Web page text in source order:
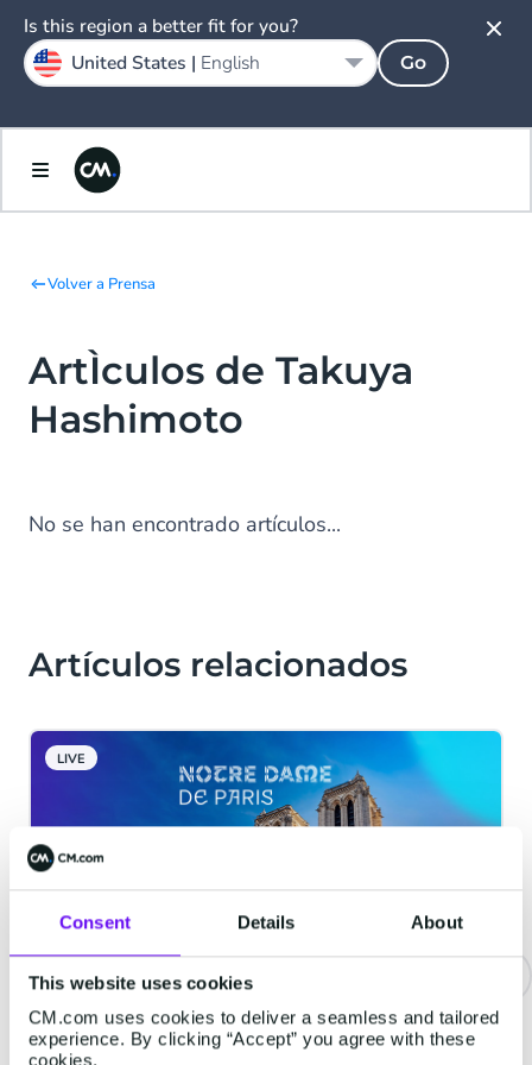
Consent Details About
This website uses cookies
CM.com uses cookies to deliver a seamless and tailored
experience. By clicking “Accept” you agree with these
cookies.
Volver a Prensa
ArtÌculos de Takuya
Hashimoto
No se han encontrado artículos...
Artículos relacionados
LIVE
La catedral de Notre-Dame
implementa una solución de
Is this region a better fit for you?
United States | English Go